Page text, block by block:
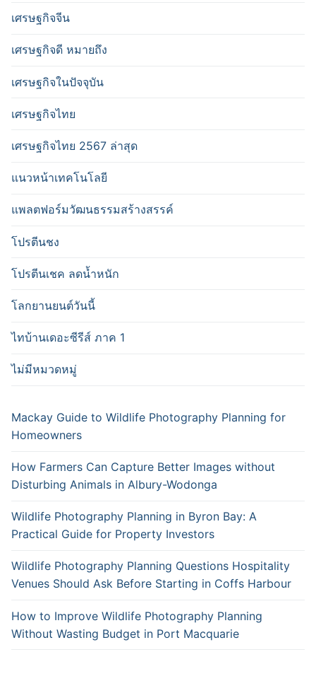
เศรษฐกิจจีน
เศรษฐกิจดี หมายถึง
เศรษฐกิจในปัจจุบัน
เศรษฐกิจไทย
เศรษฐกิจไทย 2567 ล่าสุด
แนวหน้าเทคโนโลยี
แพลตฟอร์มวัฒนธรรมสร้างสรรค์
โปรตีนชง
โปรตีนเชค ลดน้ำหนัก
โลกยานยนต์วันนี้
ไทบ้านเดอะซีรีส์ ภาค 1
ไม่มีหมวดหมู่
Mackay Guide to Wildlife Photography Planning for
Homeowners
How Farmers Can Capture Better Images without
Disturbing Animals in Albury-Wodonga
Wildlife Photography Planning in Byron Bay: A
Practical Guide for Property Investors
Wildlife Photography Planning Questions Hospitality
Venues Should Ask Before Starting in Coffs Harbour
How to Improve Wildlife Photography Planning
Without Wasting Budget in Port Macquarie